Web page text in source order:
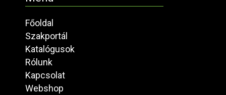
Főoldal
Szakportál
Katalógusok
Rólunk
Kapcsolat
Webshop